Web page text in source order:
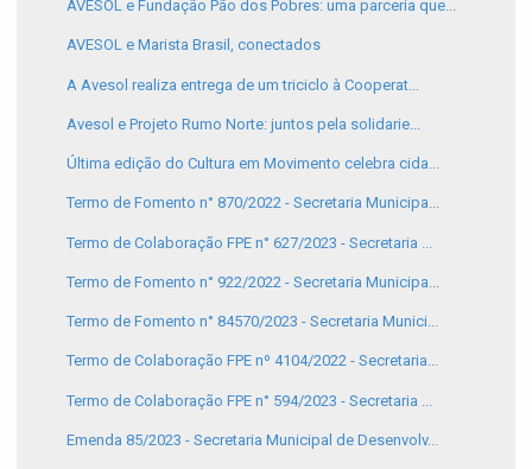
AVESOL e Fundação Pão dos Pobres: uma parceria que...
AVESOL e Marista Brasil, conectados
A Avesol realiza entrega de um triciclo à Cooperat...
Avesol e Projeto Rumo Norte: juntos pela solidarie...
Última edição do Cultura em Movimento celebra cida...
Termo de Fomento n° 870/2022 - Secretaria Municipa...
Termo de Colaboração FPE n° 627/2023 - Secretaria ...
Termo de Fomento n° 922/2022 - Secretaria Municipa...
Termo de Fomento n° 84570/2023 - Secretaria Munici...
Termo de Colaboração FPE nº 4104/2022 - Secretaria...
Termo de Colaboração FPE n° 594/2023 - Secretaria ...
Emenda 85/2023 - Secretaria Municipal de Desenvolv...